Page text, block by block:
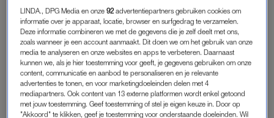
ADVERTORIAL
Dankzij dit hightech product
kregen LINDA.lezers frissere
en schonere tanden
LINDA.
Dochter (11) Eberhard van
der Laan vraagt haar vaders
lievelingsnummer aan op
3FM
LINDA.
Drieling, die vlak na de
geboorte gescheiden werd,
LINDA.
Buurman over
doodgeschoten Mohammed
LINDA., DPG Media en onze92 advertentiepartners gebruiken cookies om
informatie over je apparaat, locatie, browser en surfgedrag te verzamelen.
Deze informatie combineren we met de gegevens die je zelf deelt met ons,
zoals wanneer je een account aanmaakt. Dit doen we om het gebruik van onze
media te analyseren en onze websites en apps te verbeteren. Daarnaast
kunnen we, als je hier toestemming voor geeft, je gegevens gebruiken om onze
content, communicatie en aanbod te personaliseren en je relevante
advertenties te tonen, en voor marketingdoeleinden delen met 4
mediapartners. Ook content van 13 externe platformen wordt enkel getoond
met jouw toestemming. Geef toestemming of stel je eigen keuze in. Door op
"Akkoord" te klikken, geef je toestemming voor onderstaande doeleinden. Wil